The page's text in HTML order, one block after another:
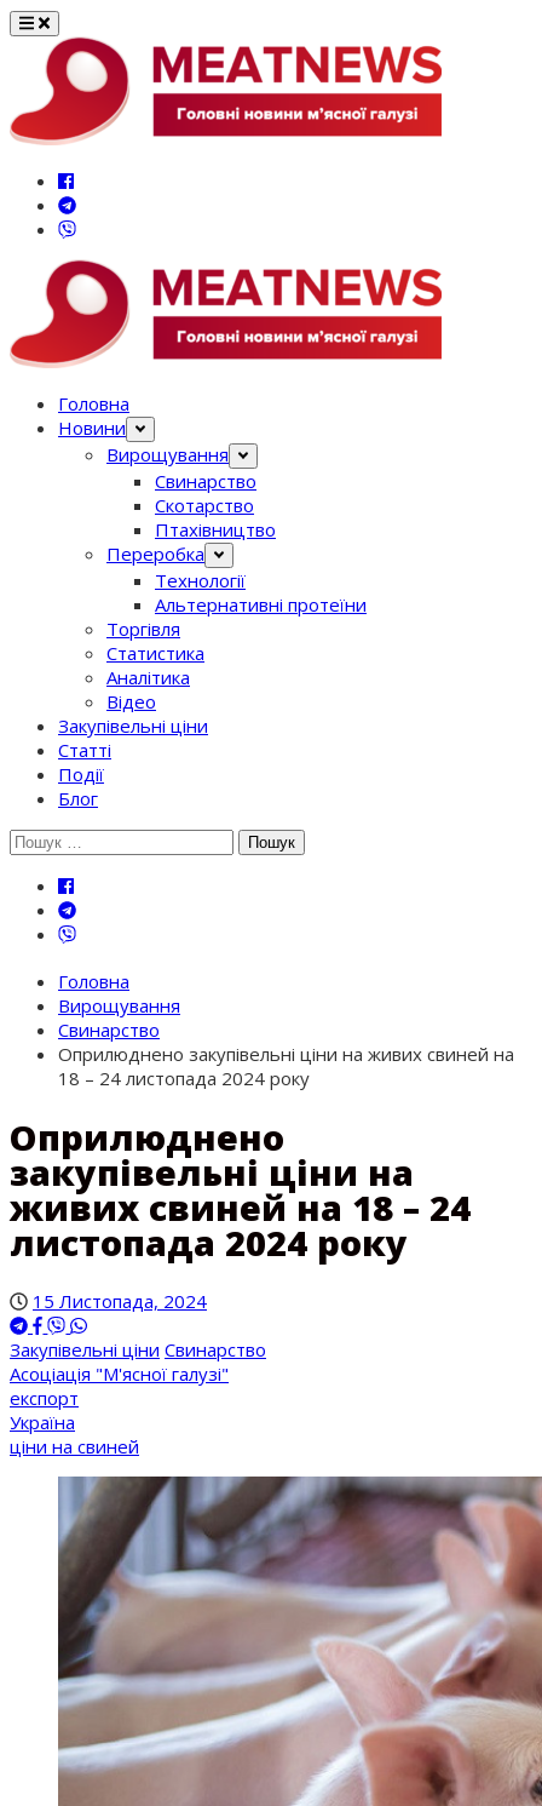
Перейти
вмісту
Головна
Новини
Вирощування
Свинарство
Скотарство
Птахівництво
Переробка
Технології
Альтернативні протеїни
Торгівля
Статистика
Аналітика
Відео
Закупівельні ціни
Статті
Події
Блог
Шукати:
Головна
Вирощування
Свинарство
Оприлюднено закупівельні ціни на живих свиней на
18 – 24 листопада 2024 року
Оприлюднено
закупівельні ціни на
живих свиней на 18 – 24
листопада 2024 року
15 Листопада, 2024
Закупівельні ціни Свинарство
Асоціація "М'ясної галузі"
експорт
Україна
ціни на свиней